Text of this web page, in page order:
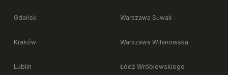
Gdańsk
Kraków
Lublin
Warszawa Suwak
Warszawa Wilanowska
Łódź Wróblewskiego